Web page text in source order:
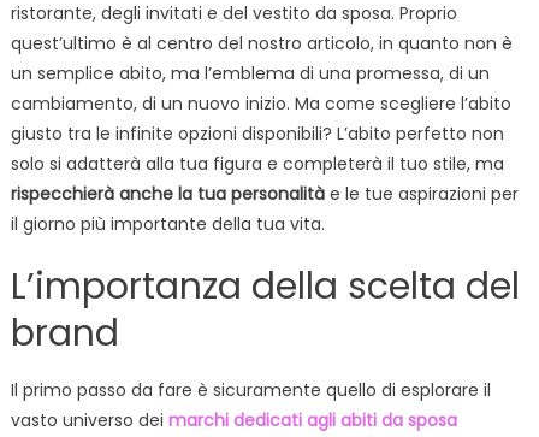
ristorante, degli invitati e del vestito da sposa. Proprio
quest’ultimo è al centro del nostro articolo, in quanto non è
un semplice abito, ma l’emblema di una promessa, di un
cambiamento, di un nuovo inizio. Ma come scegliere l’abito
giusto tra le infinite opzioni disponibili? L’abito perfetto non
solo si adatterà alla tua figura e completerà il tuo stile, ma
rispecchierà anche la tua personalitàe le tue aspirazioni per
il giorno più importante della tua vita.
L’importanza della scelta del
brand
Il primo passo da fare è sicuramente quello di esplorare il
vasto universo dei marchi dedicati agli abiti da sposa